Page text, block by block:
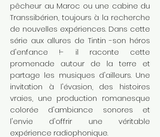
pêcheur au Maroc ou une cabine du
Transsibérien, toujours à la recherche
de nouvelles expériences. Dans cette
série aux allures de Tintin -son héros
d'enfance !- il raconte cette
promenade autour de la terre et
partage les musiques d'ailleurs. Une
invitation à l'évasion, des histoires
vraies, une production romanesque
colorée d'ambiance sonores et
l'envie d'offrir une véritable
expérience radiophonique.